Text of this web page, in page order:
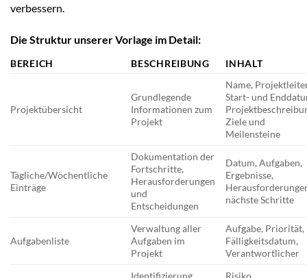
verbessern.
Die Struktur unserer Vorlage im Detail:
BEREICH BESCHREIBUNG INHALT
Projektübersicht
Grundlegende
Informationen zum
Projekt
Name,
Start- und
Ziele und
Meilensteine
Tägliche/Wöchentliche
Einträge
Dokumentation der
Fortschritte,
Herausforderungen
und
Entscheidungen
Datum, Aufgaben,
Ergebnisse,
nächste Schritte
Aufgabenliste
Verwaltung aller
Aufgaben im
Projekt
Aufgabe, Priorität,
Fälligkeitsdatum,
Verantwortlicher
Identifizierung,
Risiko,